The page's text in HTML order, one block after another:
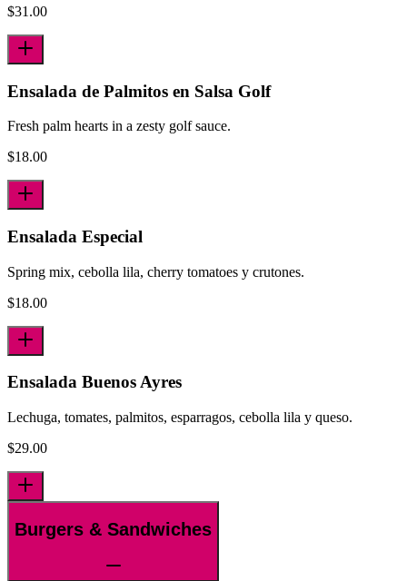
$31.00
Ensalada de Palmitos en Salsa Golf
Fresh palm hearts in a zesty golf sauce.
$18.00
Ensalada Especial
Spring mix, cebolla lila, cherry tomatoes y crutones.
$18.00
Ensalada Buenos Ayres
Lechuga, tomates, palmitos, esparragos, cebolla lila y queso.
$29.00
Burgers & Sandwiches